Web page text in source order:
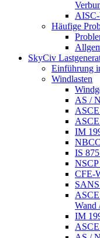
AISC-
Häufige
SkyCiv
Einführung
Windlasten
AS /
ASCE
ASCE
IM
IS
NSCP
CFE-
ASCE
Wand
IM
ASCE